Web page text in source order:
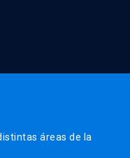
áreas de la